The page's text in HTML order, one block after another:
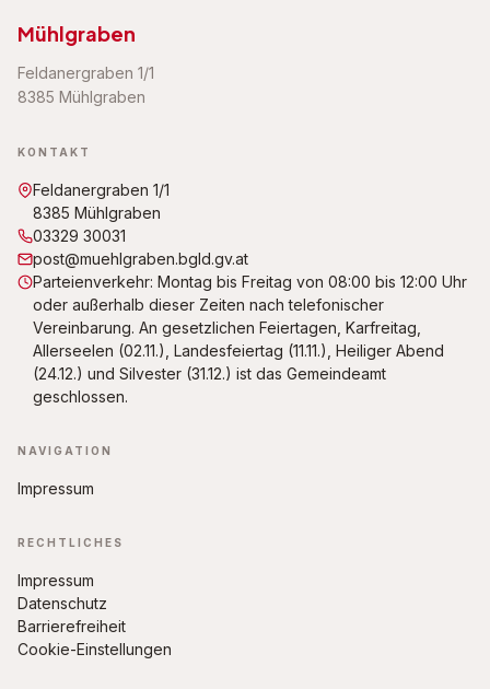
Mühlgraben
Feldanergraben 1/1
8385 Mühlgraben
KONTAKT
Feldanergraben 1/1
8385 Mühlgraben
03329 30031
post@muehlgraben.bgld.gv.at
Parteienverkehr: Montag bis Freitag von 08:00 bis 12:00 Uhr
oder außerhalb dieser Zeiten nach telefonischer
Vereinbarung. An gesetzlichen Feiertagen, Karfreitag,
Allerseelen (02.11.), Landesfeiertag (11.11.), Heiliger Abend
(24.12.) und Silvester (31.12.) ist das Gemeindeamt
geschlossen.
NAVIGATION
Impressum
RECHTLICHES
Impressum
Datenschutz
Barrierefreiheit
Cookie-Einstellungen